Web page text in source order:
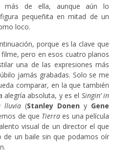
de ella, aunque aún lo
pequeñita en mitad de un
loco.
porque es la clave que
pero en esos cuatro planos
una de las expresiones más
jamás grabadas. Solo se me
comparar, en la que también
alegría absoluta, y es el Singin’ in
lluvia(Stanley Donen y Gene
de que Tierra es una película
visual de un director el que
un baile sin que podamos oír